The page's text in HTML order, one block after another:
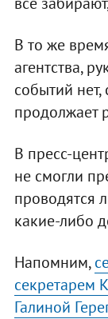
В то же
агентства,
событий
продолжает
В пресс-
не смогли
проводятся
какие-либо
Напомним,
секретарем
Галиной